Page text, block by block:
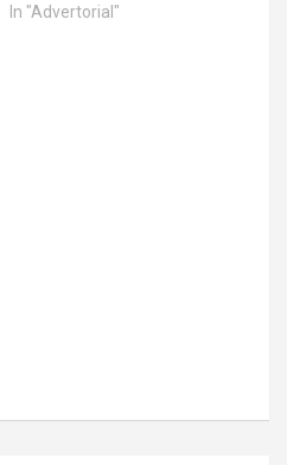
In "Advertorial"